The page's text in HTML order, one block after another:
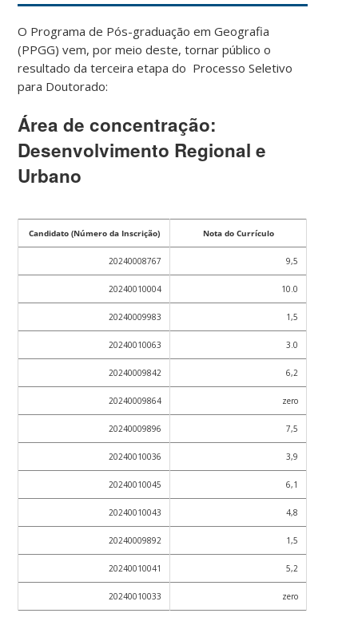
O Programa de Pós-graduação em Geografia
(PPGG) vem, por meio deste, tornar público o
resultado da terceira etapa do Processo Seletivo
para Doutorado:
Área de concentração:
Desenvolvimento Regional e
Urbano
Candidato (Número da Inscrição) Nota do Currículo
20240008767 9,5
20240010004 10.0
20240009983 1,5
20240010063 3.0
20240009842 6,2
20240009864 zero
20240009896 7,5
20240010036 3,9
20240010045 6,1
20240010043 4,8
20240009892 1,5
20240010041 5,2
20240010033 zero